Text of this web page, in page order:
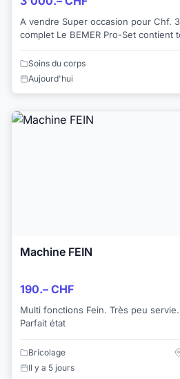
A vendre Super occasion pour Chf. 3’000.- BEMER Pro-Set
complet Le BEMER Pro-Set contient tout ce dont vous avez
Soins du corps
Aujourd'hui
Machine FEIN
190.– CHF
Multi fonctions Fein. Très peu
Parfait état
Bricolage
Il y a 5 jours